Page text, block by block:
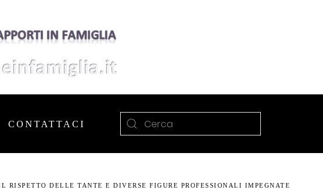
CONTATTACI
DELLE TANTE E DIVERSE FIGURE PROFESSIONALI IMPEGNATE